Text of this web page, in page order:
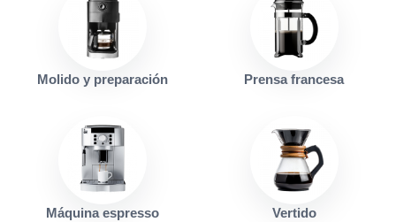
Molido y preparación Prensa francesa
Máquina espresso Vertido